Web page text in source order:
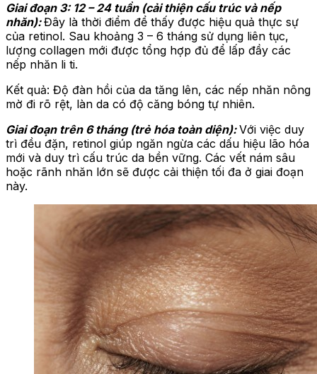
Giai đoạn 3: 12 – 24 tuần (cải thiện cấu trúc và nếp
nhăn):Đây là thời điểm để thấy được hiệu quả thực sự
của retinol. Sau khoảng 3 – 6 tháng sử dụng liên tục,
lượng collagen mới được tổng hợp đủ để lấp đầy các
nếp nhăn li ti.
Kết quả: Độ đàn hồi của da tăng lên, các nếp nhăn nông
mờ đi rõ rệt, làn da có độ căng bóng tự nhiên.
Giai đoạn trên 6 tháng (trẻ hóa toàn diện):Với việc duy
trì đều đặn, retinol giúp ngăn ngừa các dấu hiệu lão hóa
mới và duy trì cấu trúc da bền vững. Các vết nám sâu
hoặc rãnh nhăn lớn sẽ được cải thiện tối đa ở giai đoạn
này.